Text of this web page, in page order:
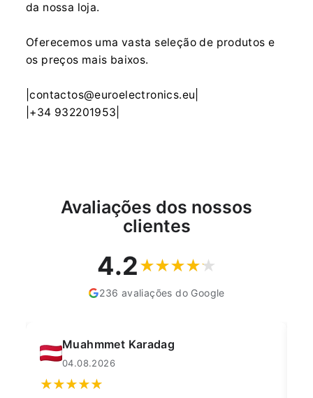
da nossa loja.
Oferecemos uma vasta seleção de produtos e
os preços mais baixos.
|contactos@euroelectronics.eu|
|+34 932201953|
Avaliações dos nossos
clientes
4.2
236 avaliações do Google
Muahmmet Karadag
04.08.2026